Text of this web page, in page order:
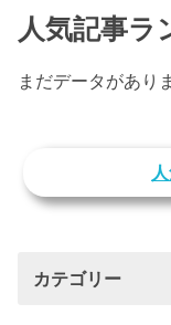
人気記事ラ
まだデータがあり
カテゴリー